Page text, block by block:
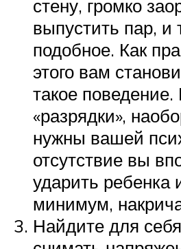
стену, громко
выпустить пар, и
подобное. Как
этого вам
такое
«разрядки»,
нужны вашей
отсутствие вы
ударить ребенка
минимум,
Найдите для